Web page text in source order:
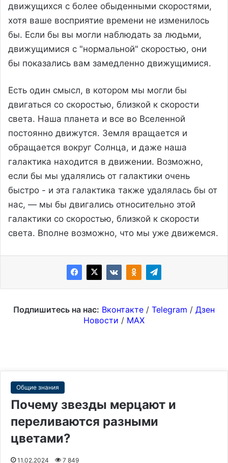
движущихся с более обыденными скоростями,
хотя ваше восприятие времени не изменилось
бы. Если бы вы могли наблюдать за людьми,
движущимися с "нормальной" скоростью, они
бы показались вам замедленно движущимися.
Есть один смысл, в котором мы могли бы
двигаться со скоростью, близкой к скорости
света. Наша планета и все во Вселенной
постоянно движутся. Земля вращается и
обращается вокруг Солнца, и даже наша
галактика находится в движении. Возможно,
если бы мы удалялись от галактики очень
быстро - и эта галактика также удалялась бы от
нас, — мы бы двигались относительно этой
галактики со скоростью, близкой к скорости
света. Вполне возможно, что мы уже движемся.
Подпишитесь на нас: Вконтакте / Telegram / Дзен
Новости / MAX